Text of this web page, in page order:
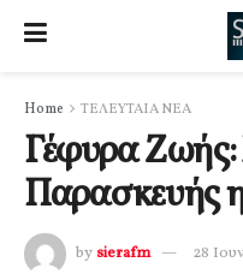
Home ΤΕΛΕΥΤΑΙΑ ΝΕΑ
Γέφυρα
Παρασκευής
by sierafm 28